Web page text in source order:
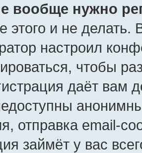
вообще нужно
и не делать.
настроил
чтобы
даёт вам
отправка email-
займёт у вас